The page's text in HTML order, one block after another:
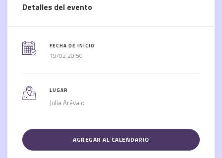
Detalles del evento
FECHA DE INICIO
19/02 20:50
LUGAR
Julia Arévalo
AGREGAR AL CALENDARIO